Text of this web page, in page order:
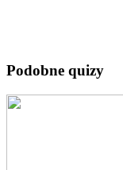
Podobne quizy